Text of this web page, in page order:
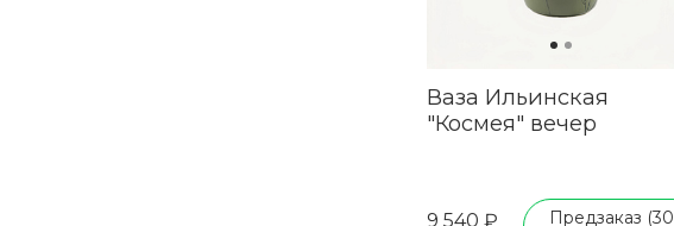
Ваза Ильинская
"Космея" вечер
9 540 ₽ Предзаказ (30